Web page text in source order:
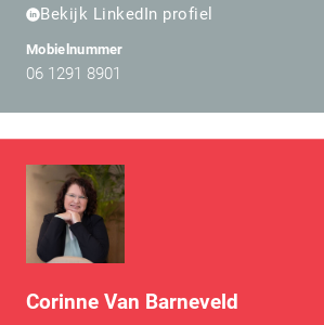
Bekijk LinkedIn profiel
Mobielnummer
06 1291 8901
Corinne Van Barneveld